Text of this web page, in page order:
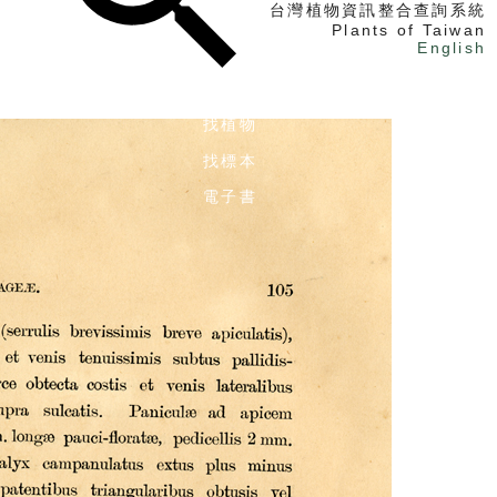
台灣植物資訊整合查詢系統
Plants of Taiwan
English
找植物
找標本
電子書